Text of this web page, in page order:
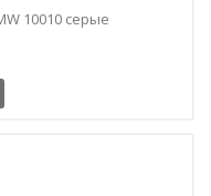
10010 серые